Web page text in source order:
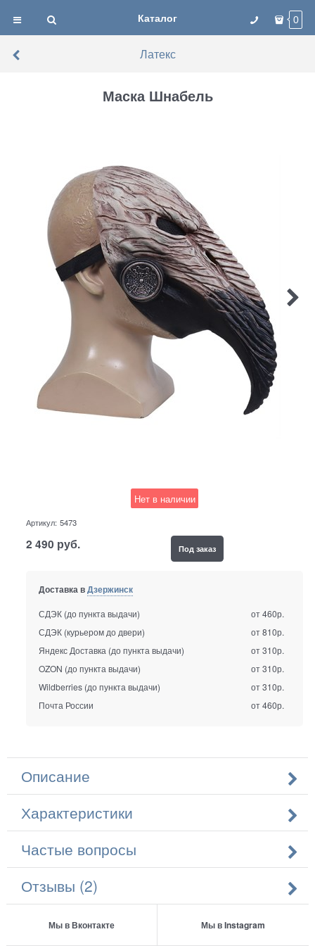
Каталог 0
Латекс
Маска Шнабель
Нет в наличии
Артикул: 5473
2 490 руб. Под заказ
Доставка вДзержинск
СДЭК (до пункта выдачи)
от 460р.
СДЭК (курьером до двери)
от 810р.
Яндекс Доставка (до пункта выдачи)
от 310р.
OZON (до пункта выдачи)
от 310р.
Wildberries (до пункта выдачи)
от 310р.
Почта России
от 460р.
Описание
Характеристики
Частые вопросы
Отзывы (2)
Мы в Вконтакте Мы в Instagram